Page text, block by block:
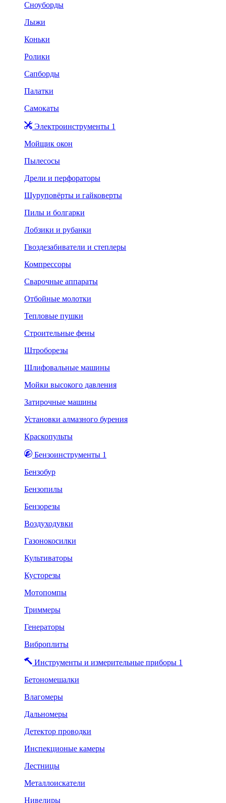
Сноуборды
Лыжи
Коньки
Ролики
Сапборды
Палатки
Самокаты
Электроинструменты 1
Мойщик окон
Пылесосы
Дрели и перфораторы
Шуруповёрты и гайковерты
Пилы и болгарки
Лобзики и рубанки
Гвоздезабиватели и степлеры
Компрессоры
Сварочные аппараты
Отбойные молотки
Тепловые пушки
Строительные фены
Штроборезы
Шлифовальные машины
Мойки высокого давления
Затирочные машины
Установки алмазного бурения
Краскопульты
Бензоинструменты 1
Бензобур
Бензопилы
Бензорезы
Воздуходувки
Газонокосилки
Культиваторы
Кусторезы
Мотопомпы
Триммеры
Генераторы
Виброплиты
Инструменты и измерительные приборы 1
Бетономешалки
Влагомеры
Дальномеры
Детектор проводки
Инспекционые камеры
Лестницы
Металлоискатели
Нивелиры